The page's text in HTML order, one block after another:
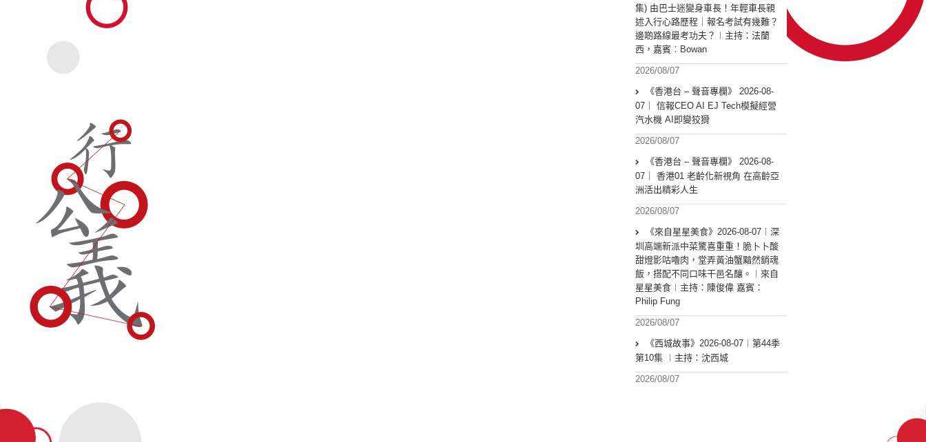
集) 由巴士迷變身車長！年輕車長親
述入行心路歷程｜報名考試有幾難？
邊啲路線最考功夫？︱主持：法蘭
西，嘉賓︰Bowan
2026/08/07
《香港台 – 聲音專欄》 2026-08-
07｜ 信報CEO AI EJ Tech模擬經營
汽水機 AI即變狡猾
2026/08/07
《香港台 – 聲音專欄》 2026-08-
07｜ 香港01 老齡化新視角 在高齡亞
洲活出精彩人生
2026/08/07
《來自星星美食》2026-08-07︱深
圳高端新派中菜驚喜重重！脆卜卜酸
甜燈影咕嚕肉，堂弄黃油蟹黯然銷魂
飯，搭配不同口味干邑名釀。︱來自
星星美食︱主持：陳俊偉 嘉賓：
Philip Fung
2026/08/07
《西城故事》2026-08-07︱第44季
第10集 ︱主持：沈西城
2026/08/07